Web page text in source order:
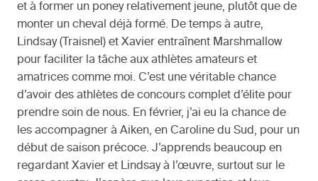
et à former un poney relativement jeune, plutôt que de
monter un cheval déjà formé. De temps à autre,
Lindsay (Traisnel) et Xavier entraînent Marshmallow
pour faciliter la tâche aux athlètes amateurs et
amatrices comme moi. C’est une véritable chance
d’avoir des athlètes de concours complet d’élite pour
prendre soin de nous. En février, j’ai eu la chance de
les accompagner à Aiken, en Caroline du Sud, pour un
début de saison précoce. J’apprends beaucoup en
regardant Xavier et Lindsay à l’œuvre, surtout sur le